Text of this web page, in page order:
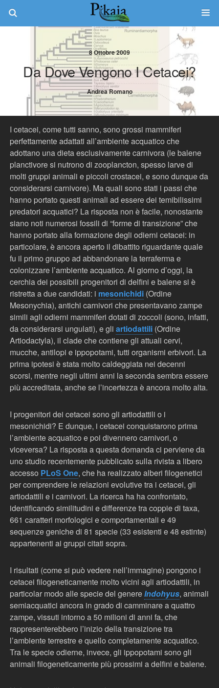
8 Ottobre 2009
Da Dove Vengono I Cetacei?
Andrea Romano
I cetacei, come tutti sanno, sono grossi mammiferi
perfettamente adattati all’ambiente acquatico che
adottano una dieta esclusivamente carnivora (le balene
planctivore si nutrono di zooplancton, spesso larve di
molti gruppi animali e piccoli crostacei, e sono dunque da
considerarsi carnivore). Ma quali sono stati i passi che
hanno portato questi animali ad essere dei temibilissimi
predatori acquatici? La risposta non è facile, nonostante
siano noti numerosi fossili di “forme di transizione” che
hanno portato alla formazione degli odierni cetacei: in
particolare, è ancora aperto il dibattito riguardante quale
fu il primo gruppo ad abbandonare la terraferma e
colonizzare l’ambiente acquatico. Al giorno d’oggi, la
cerchia dei possibili progenitori di delfini e balene si è
ristretta a due candidati: i mesonichidi (Ordine
Mesonychia), antichi carnivori che presentavano zampe
simili agli odierni mammiferi dotati di zoccoli (sono, infatti,
da considerarsi ungulati), e gli artiodattili (Ordine
Artiodactyla), il clade che contiene gli attuali cervi,
mucche, antilopi e ippopotami, tutti organismi erbivori. La
prima ipotesi è stata molto caldeggiata nei decenni
scorsi, mentre negli ultimi anni la seconda sembra essere
più accreditata, anche se l’incertezza è ancora molto alta.
I progenitori dei cetacei sono gli artiodattili o i
mesonichidi? E dunque, i cetacei conquistarono prima
l’ambiente acquatico e poi divennero carnivori, o
viceversa? La risposta a questa domanda ci perviene da
uno studio recentemente pubblicato sulla rivista a libero
accesso PLoS One, che ha realizzato alberi filogenetici
per comprendere le relazioni evolutive tra i cetacei, gli
artiodattili e i carnivori. La ricerca ha ha confrontato,
identificando similitudini e differenze tra coppie di taxa,
661 caratteri morfologici e comportamentali e 49
sequenze geniche di 81 specie (33 esistenti e 48 estinte)
appartenenti ai gruppi citati sopra.
I risultati (come si può vedere nell’immagine) pongono i
cetacei filogeneticamente molto vicini agli artiodattili, in
particolar modo alle specie del genereIndohyus, animali
semiacquatici ancora in grado di camminare a quattro
zampe, vissuti intorno a 50 milioni di anni fa, che
rappresenterebbero l’inizio della transizione tra
l’ambiente terrestre e quello completamente acquatico.
Tra le specie odierne, invece, gli ippopotami sono gli
animali filogeneticamente più prossimi a delfini e balene.